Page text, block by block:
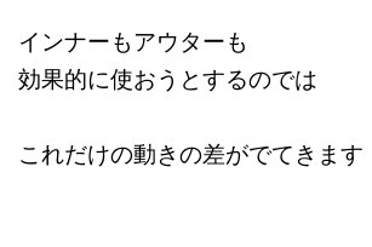
インナーもアウターも
効果的に使おうとするのでは
これだけの動きの差がでてきます